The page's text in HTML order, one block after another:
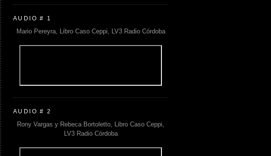
AUDIO # 1
Mario Pereyra, Libro Caso Ceppi, LV3 Radio Córdoba
AUDIO # 2
Rony Vargas y Rebeca Bortoletto, Libro Caso Ceppi,
LV3 Radio Córdoba